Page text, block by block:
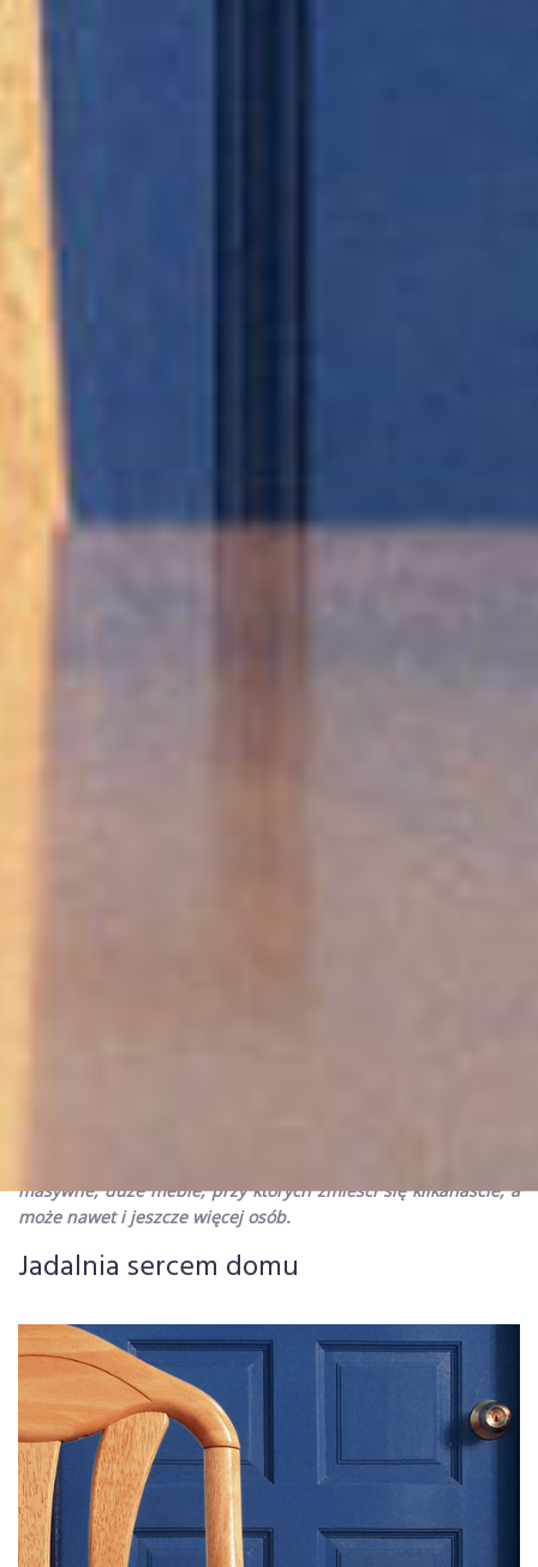
masywne, duże meble, przy których zmieści się kilkanaście, a
może nawet i jeszcze więcej osób.
Jadalnia sercem domu